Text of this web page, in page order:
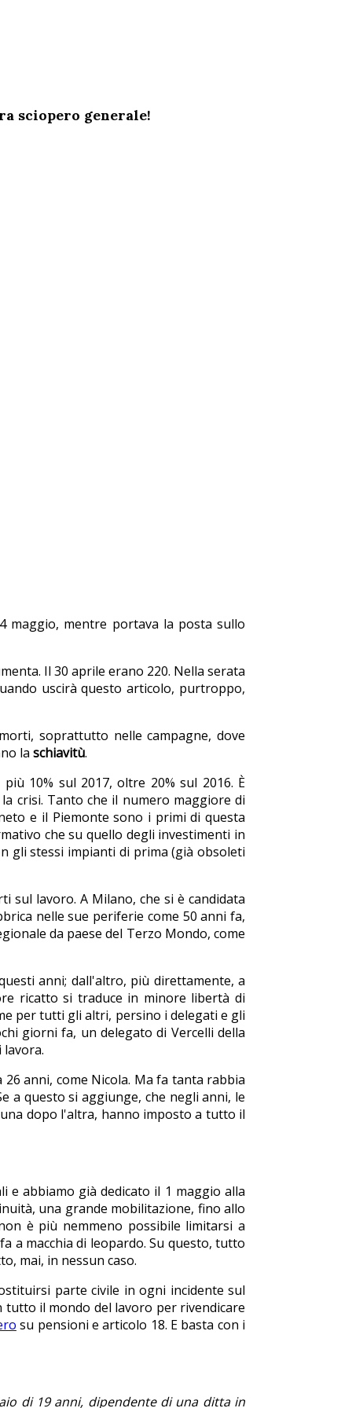
sciopero generale!
maggio, mentre portava la posta sullo
Il 30 aprile erano 220. Nella serata
uscirà questo articolo, purtroppo,
soprattutto nelle campagne, dove
la schiavitù.
10% sul 2017, oltre 20% sul 2016. È
crisi. Tanto che il numero maggiore di
e il Piemonte sono i primi di questa
che su quello degli investimenti in
gli stessi impianti di prima (già obsoleti
sul lavoro. A Milano, che si è candidata
nelle sue periferie come 50 anni fa,
da paese del Terzo Mondo, come
anni; dall'altro, più direttamente, a
ricatto si traduce in minore libertà di
per tutti gli altri, persino i delegati e gli
giorni fa, un delegato di Vercelli della
anni, come Nicola. Ma fa tanta rabbia
a questo si aggiunge, che negli anni, le
dopo l'altra, hanno imposto a tutto il
e abbiamo già dedicato il 1 maggio alla
una grande mobilitazione, fino allo
è più nemmeno possibile limitarsi a
a macchia di leopardo. Su questo, tutto
mai, in nessun caso.
parte civile in ogni incidente sul
tutto il mondo del lavoro per rivendicare
su pensioni e articolo 18. E basta con i
di 19 anni, dipendente di una ditta in